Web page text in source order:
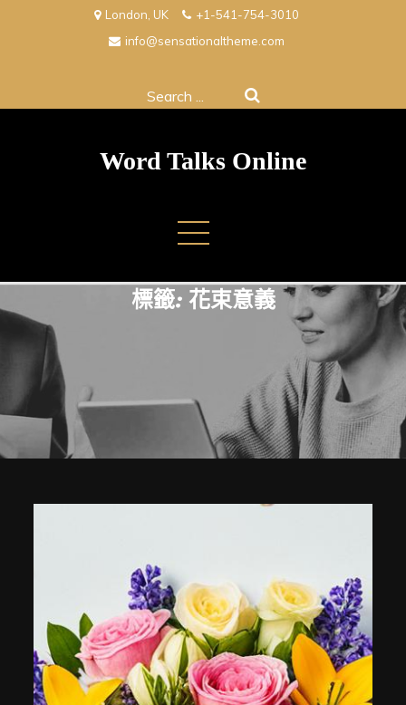
London, UK
+1-541-754-3010
info@sensationaltheme.com
Search
Word Talks Online
標籤: 花束意義